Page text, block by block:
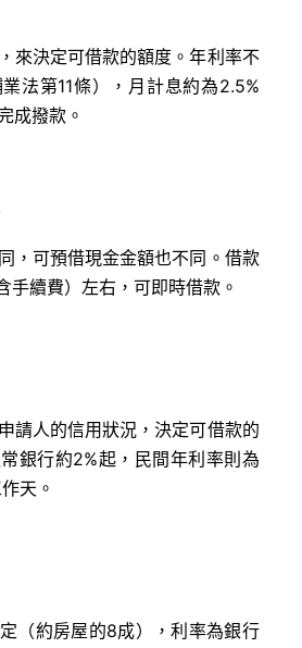
來決定可借款的額度。年利率不
法第11條），月計息約為2.5%
成撥款。
，可預借現金金額也不同。借款
手續費）左右，可即時借款。
請人的信用狀況，決定可借款的
銀行約2%起，民間年利率則為
天。
（約房屋的8成），利率為銀行